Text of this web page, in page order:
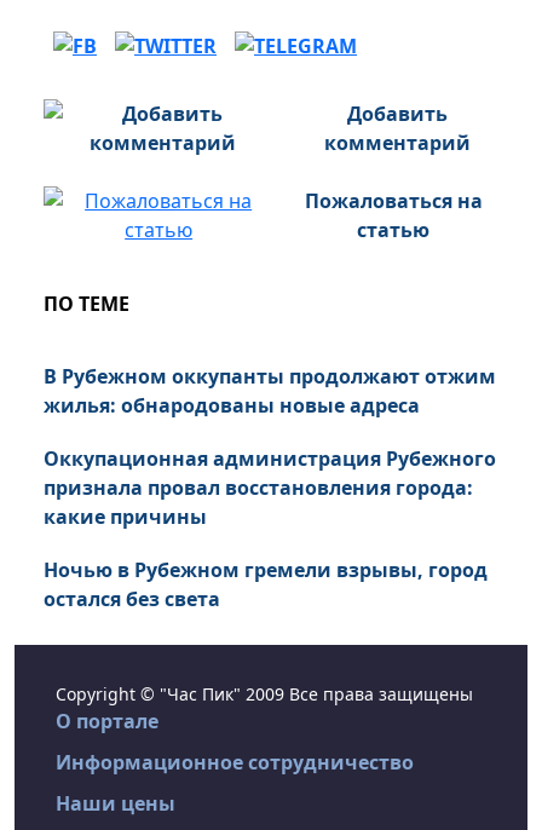
Добавить
комментарий
Пожаловаться на
статью
ПО ТЕМЕ
В Рубежном оккупанты продолжают отжим
жилья: обнародованы новые адреса
Оккупационная администрация Рубежного
признала провал восстановления города:
какие причины
Ночью в Рубежном гремели взрывы, город
остался без света
Copyright © "Час Пик" 2009 Все права защищены
О портале
Информационное сотрудничество
Наши цены